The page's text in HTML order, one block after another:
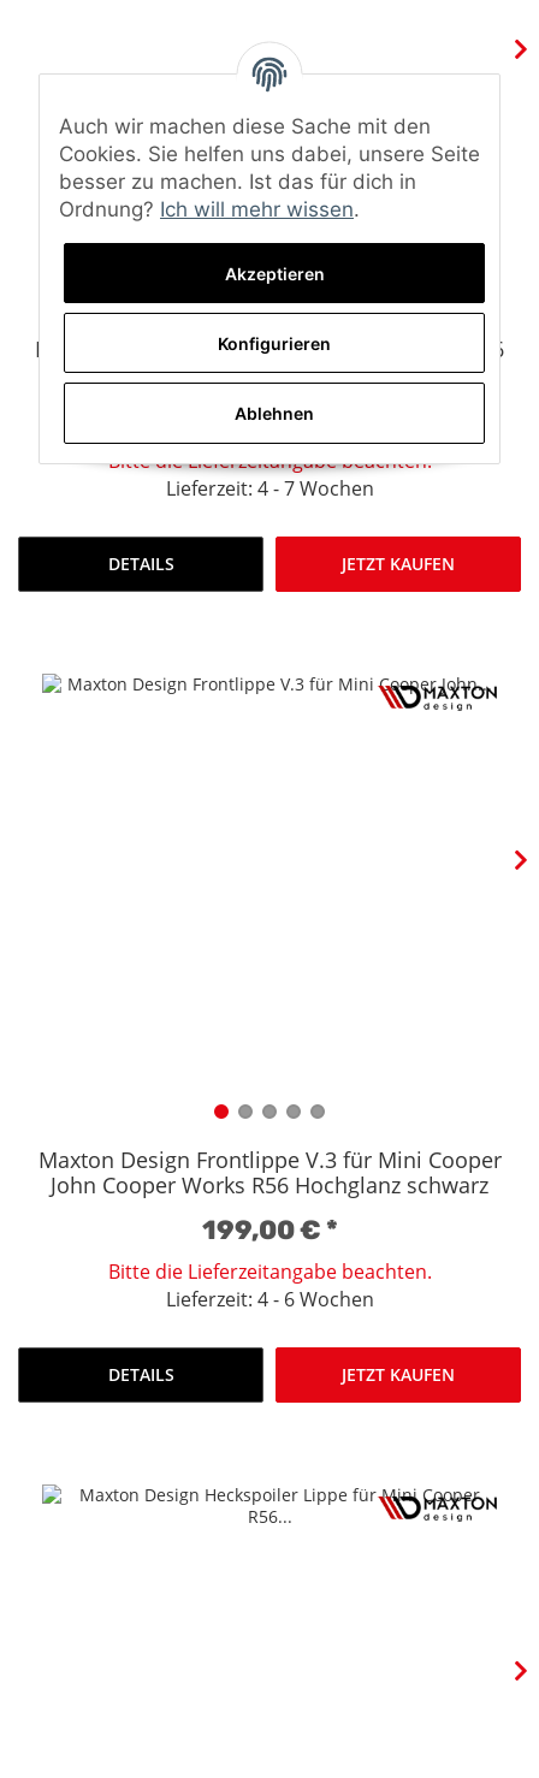
Maxton Design Frontlippe für Mini Cooper R56
JCW Hochglanz schwarz
199,00 €
Bitte die Lieferzeitangabe beachten.
Lieferzeit: 4 - 7 Wochen
DETAILS JETZT KAUFEN
Maxton Design Frontlippe V.3 für Mini Cooper
John Cooper Works R56 Hochglanz schwarz
199,00 €*
Bitte die Lieferzeitangabe beachten.
Lieferzeit: 4 - 6 Wochen
DETAILS JETZT KAUFEN
Auch wir machen diese Sache mit den
Cookies. Sie helfen uns dabei, unsere Seite
besser zu machen. Ist das für dich in
Ordnung? Ich will mehr wissen.
Akzeptieren
Konfigurieren
Ablehnen